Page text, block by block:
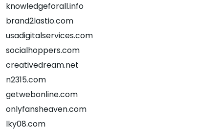
knowledgeforall.info
brand2lastio.com
usadigitalservices.com
socialhoppers.com
creativedream.net
n2315.com
getwebonline.com
onlyfansheaven.com
lky08.com